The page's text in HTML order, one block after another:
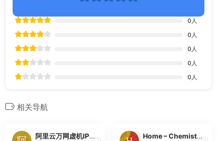
0 人
0 人
0 人
0 人
0 人
相关导航
阿里云万网虚机IP访问报错提示 Home – ChemistryScore